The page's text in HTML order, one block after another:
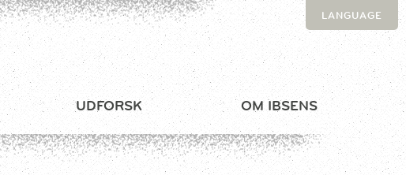
LANGUAGE
UDFORSK OM IBSENS